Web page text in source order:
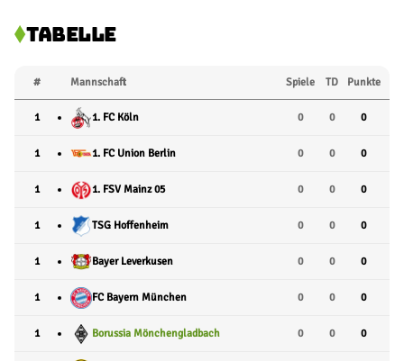
TABELLE
# Mannschaft Spiele TD Punkte
1 1. FC Köln 0 0 0
1 1. FC Union Berlin 0 0 0
1 1. FSV Mainz 05 0 0 0
1 TSG Hoffenheim 0 0 0
1 Bayer Leverkusen 0 0 0
1 FC Bayern München 0 0 0
1 Borussia Mönchengladbach 0 0 0